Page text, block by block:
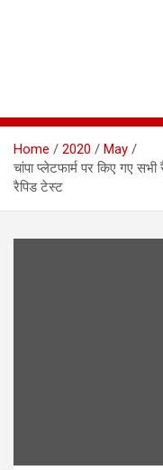
Home 2020
May
चांपा प्लेटफार्म पर किए गए
रैपिड टेस्ट